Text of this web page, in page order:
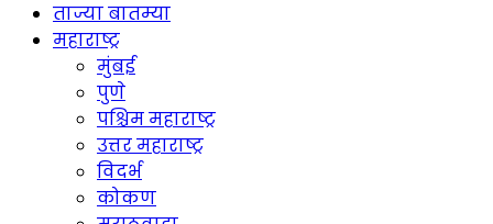
ताज्या बातम्या
महाराष्ट्र
मुंबई
पुणे
पश्चिम महाराष्ट्र
उत्तर महाराष्ट्र
विदर्भ
कोकण